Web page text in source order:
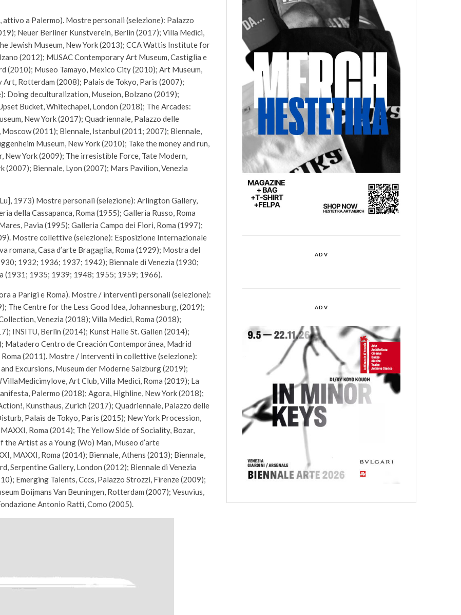
a Palermo). Mostre personali (selezione): Palazzo
Neuer Berliner Kunstverein, Berlin (2017); Villa Medici,
Jewish Museum, New York (2013); CCA Wattis Institute for
(2012); MUSAC Contemporary Art Museum, Castiglia e
(2010); Museo Tamayo, Mexico City (2010); Art Museum,
Rotterdam (2008); Palais de Tokyo, Paris (2007);
Doing deculturalization, Museion, Bolzano (2019);
Bucket, Whitechapel, London (2018); The Arcades:
New York (2017); Quadriennale, Palazzo delle
(2011); Biennale, Istanbul (2011; 2007); Biennale,
Museum, New York (2010); Take the money and run,
New York (2009); The irresistible Force, Tate Modern,
(2007); Biennale, Lyon (2007); Mars Pavilion, Venezia
1973) Mostre personali (selezione): Arlington Gallery,
della Cassapanca, Roma (1955); Galleria Russo, Roma
Pavia (1995); Galleria Campo dei Fiori, Roma (1997);
Mostre collettive (selezione): Esposizione Internazionale
romana, Casa d’arte Bragaglia, Roma (1929); Mostra del
1932; 1936; 1937; 1942); Biennale di Venezia (1930;
(1931; 1935; 1939; 1948; 1955; 1959; 1966).
a Parigi e Roma). Mostre / interventi personali (selezione):
The Centre for the Less Good Idea, Johannesburg, (2019);
Venezia (2018); Villa Medici, Roma (2018);
INSITU, Berlin (2014); Kunst Halle St. Gallen (2014);
Matadero Centro de Creación Contemporánea, Madrid
(2011). Mostre / interventi in collettive (selezione):
Excursions, Museum der Moderne Salzburg (2019);
Art Club, Villa Medici, Roma (2019); La
Palermo (2018); Agora, Highline, New York (2018);
Kunsthaus, Zurich (2017); Quadriennale, Palazzo delle
Palais de Tokyo, Paris (2015); New York Procession,
Roma (2014); The Yellow Side of Sociality, Bozar,
Artist as a Young (Wo) Man, Museo d’arte
MAXXI, Roma (2014); Biennale, Athens (2013); Biennale,
Serpentine Gallery, London (2012); Biennale di Venezia
Emerging Talents, Cccs, Palazzo Strozzi, Firenze (2009);
Boijmans Van Beuningen, Rotterdam (2007); Vesuvius,
Antonio Ratti, Como (2005).
ADV
ADV